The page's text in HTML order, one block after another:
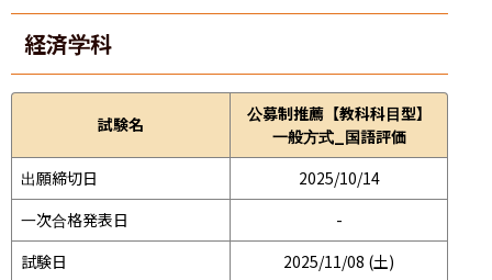
経済学科
試験名
公募制推薦【教科科目型】
一般方式_国語評価
出願締切日
2025/10/14
一次合格発表日
-
試験日
2025/11/08 (土)